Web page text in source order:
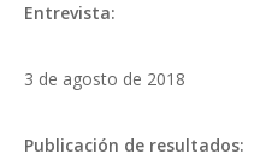
Entrevista:
3 de agosto de 2018
Publicación de resultados: